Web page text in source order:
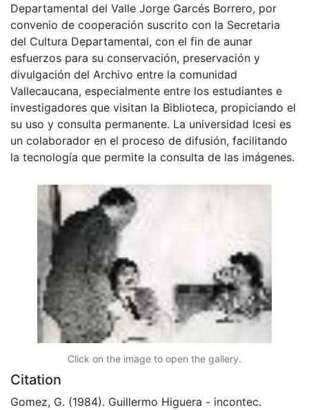
Departamental del Valle Jorge Garcés Borrero, por
convenio de cooperación suscrito con la Secretaria
del Cultura Departamental, con el fin de aunar
esfuerzos para su conservación, preservación y
divulgación del Archivo entre la comunidad
Vallecaucana, especialmente entre los estudiantes e
investigadores que visitan la Biblioteca, propiciando el
su uso y consulta permanente. La universidad Icesi es
un colaborador en el proceso de difusión, facilitando
la tecnología que permite la consulta de las imágenes.
Click on the image to open the gallery.
Citation
Gomez, G. (1984). Guillermo Higuera - incontec.